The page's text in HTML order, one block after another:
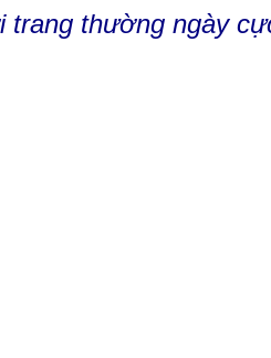
trang thường ngày